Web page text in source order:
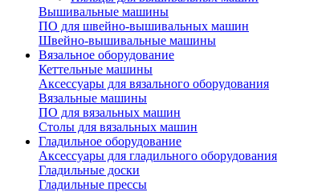
Вышивальные машины
ПО для швейно-вышивальных машин
Швейно-вышивальные машины
Вязальное оборудование
Кеттельные машины
Аксессуары для вязального оборудования
Вязальные машины
ПО для вязальных машин
Столы для вязальных машин
Гладильное оборудование
Аксессуары для гладильного оборудования
Гладильные доски
Гладильные прессы